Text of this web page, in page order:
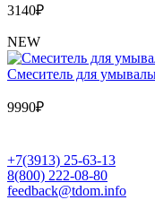
3140₽
NEW
Cмеситель для
9990₽
+7(3913) 25-63-13
8(800) 222-08-80
feedback@tdom.info